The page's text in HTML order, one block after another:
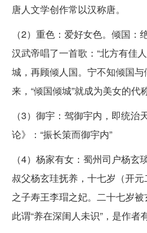
唐人文学创作常以汉称唐。
（2）重色：爱好女色。倾国
汉武帝唱了一首歌：“北方有佳
城，再顾倾人国。宁不知倾国
来，“倾国倾城”就成为美女的代称
（3）御宇：驾御宇内，即统治
论》：“振长策而御宇内”
（4）杨家有女：蜀州司户杨玄
叔父杨玄珪抚养，十七岁（开
之子寿王李瑁之妃。二十七岁
此谓“养在深闺人未识”，是作者